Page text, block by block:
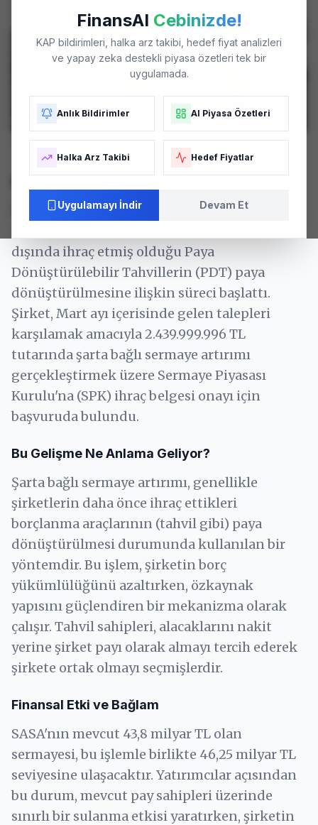
FinansAI Cebinizde!
KAP bildirimleri, halka arz takibi, hedef fiyat analizleri
ve yapay zeka destekli piyasa özetleri tek bir
uygulamada.
Anlık Bildirimler AI Piyasa Özetleri
Halka Arz Takibi Hedef Fiyatlar
Uygulamayı İndir Devam Et
SASAtesisleri - Temsili Görsel. Fotoğraf: Arşiv
SASA Polyester Sanayi A.Ş. (SASA), 1 Nisan
dışında ihraç etmiş olduğu Paya
Dönüştürülebilir Tahvillerin (PDT) paya
dönüştürülmesine ilişkin süreci başlattı.
Şirket, Mart ayı içerisinde gelen talepleri
karşılamak amacıyla 2.439.999.996 TL
tutarında şarta bağlı sermaye artırımı
gerçekleştirmek üzere Sermaye Piyasası
Kurulu'na (SPK) ihraç belgesi onayı için
başvuruda bulundu.
Bu Gelişme Ne Anlama Geliyor?
Şarta bağlı sermaye artırımı, genellikle
şirketlerin daha önce ihraç ettikleri
borçlanma araçlarının (tahvil gibi) paya
dönüştürülmesi durumunda kullanılan bir
yöntemdir. Bu işlem, şirketin borç
yükümlülüğünü azaltırken, özkaynak
yapısını güçlendiren bir mekanizma olarak
çalışır. Tahvil sahipleri, alacaklarını nakit
yerine şirket payı olarak almayı tercih ederek
şirkete ortak olmayı seçmişlerdir.
Finansal Etki ve Bağlam
SASA'nın mevcut 43,8 milyar TL olan
sermayesi, bu işlemle birlikte 46,25 milyar TL
seviyesine ulaşacaktır. Yatırımcılar açısından
bu durum, mevcut pay sahipleri üzerinde
sınırlı bir sulanma etkisi yaratırken, şirketin